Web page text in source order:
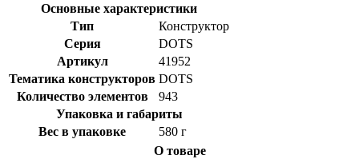
Основные характеристики
Тип
Конструктор
Серия
DOTS
Артикул
41952
Тематика конструкторов DOTS
Количество элементов
943
Упаковка и габариты
Вес в упаковке
580 г
О товаре